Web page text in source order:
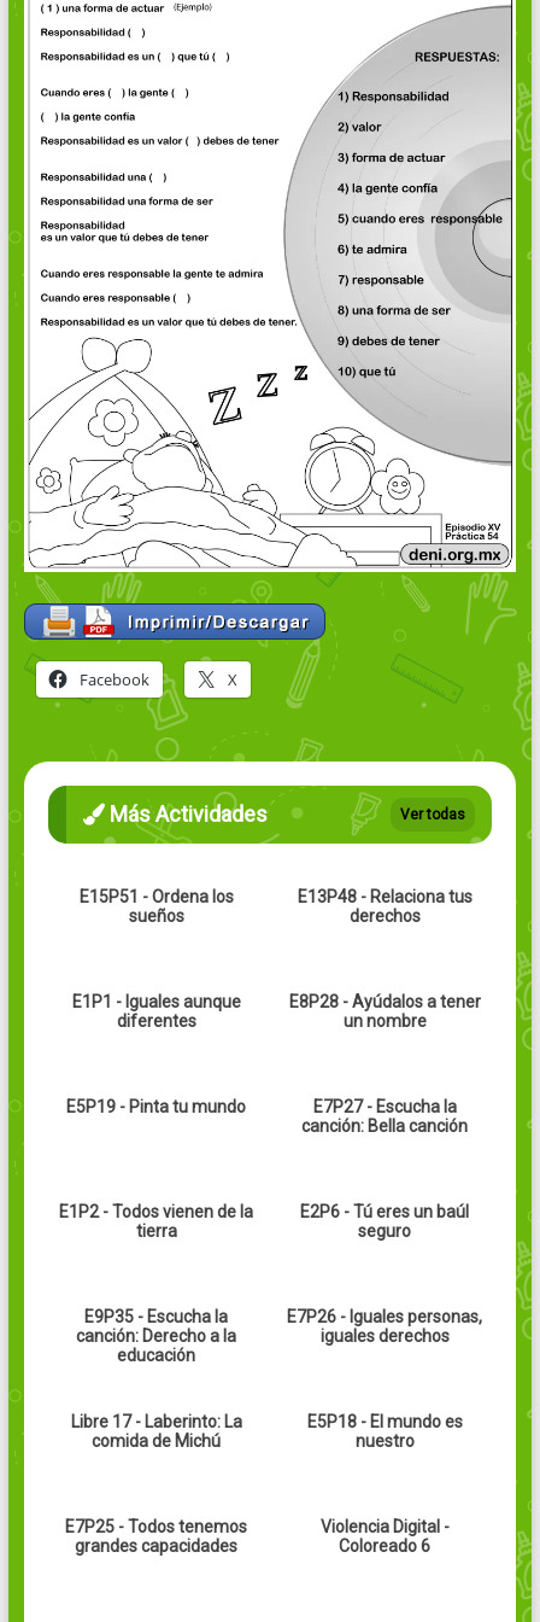
Facebook X
Más Actividades Ver todas
E15P51 - Ordena los
sueños
E13P48 - Relaciona tus
derechos
E1P1 - Iguales aunque
diferentes
E8P28 - Ayúdalos a tener
un nombre
E5P19 - Pinta tu mundo
E7P27 - Escucha la
canción: Bella canción
E1P2 - Todos vienen de la
tierra
E2P6 - Tú eres un baúl
seguro
E9P35 - Escucha la
canción: Derecho a la
educación
E7P26 - Iguales personas,
iguales derechos
Libre 17 - Laberinto: La
comida de Michú
E5P18 - El mundo es
nuestro
E7P25 - Todos tenemos
grandes capacidades
Violencia Digital -
Coloreado 6